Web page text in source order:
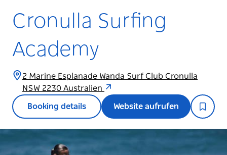
Cronulla Surfing
Academy
2 Marine Esplanade Wanda Surf Club Cronulla
NSW 2230 Australien
Booking details Website aufrufen